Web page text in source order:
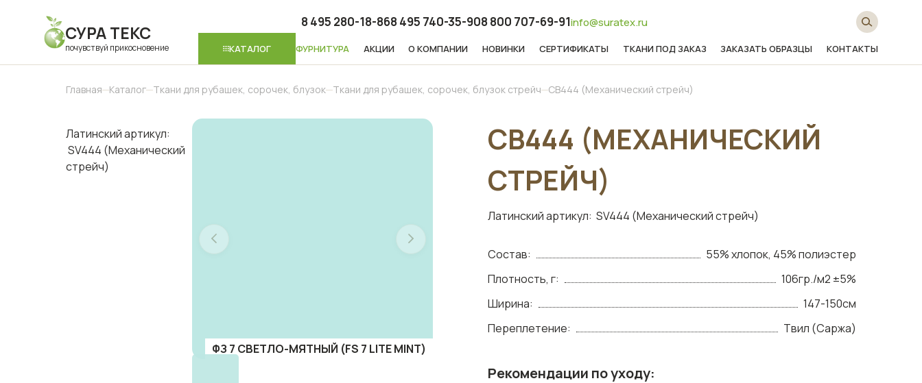
СУРА ТЕКС
почувствуй прикосновение
8 495 280-18-868 495 740-35-908 800 707-69-91info@suratex.ru
КАТАЛОГ ФУРНИТУРА АКЦИИ О КОМПАНИИ НОВИНКИ СЕРТИФИКАТЫ ТКАНИ ПОД ЗАКАЗ ЗАКАЗАТЬ ОБРАЗЦЫ КОНТАКТЫ
Главная Каталог Ткани для рубашек, сорочек, блузок Ткани для рубашек, сорочек, блузок стрейч СВ444 (Механический стрейч)
Латинский артикул:
SV444 (Механический
стрейч)
ФЗ 7 СВЕТЛО-МЯТНЫЙ (FS 7 LITE MINT)
СВ444 (МЕХАНИЧЕСКИЙ
СТРЕЙЧ)
Латинский артикул: SV444 (Механический стрейч)
Состав:
55% хлопок, 45% полиэстер
Плотность, г:
106гр./м2 ±5%
Ширина:
147-150см
Переплетение:
Твил (Саржа)
Рекомендации по уходу: